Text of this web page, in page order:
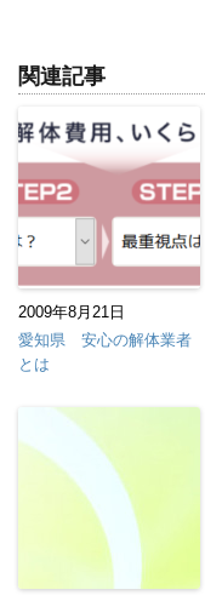
関連記事
2009年8月21日
愛知県 安心の解体業者
とは